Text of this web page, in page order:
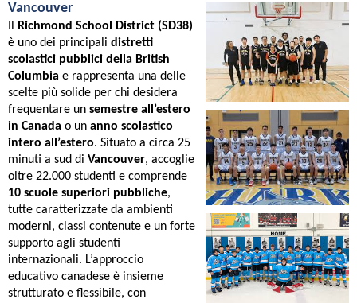
Vancouver
Richmond School District (SD38)
è uno dei principali distretti
scolastici pubblici della British
Columbia e rappresenta una delle
scelte più solide per chi desidera
frequentare un semestre all’estero
in Canada o un anno scolastico
intero all’estero. Situato a circa 25
minuti a sud di Vancouver, accoglie
oltre 22.000 studenti e comprende
10 scuole superiori pubbliche,
tutte caratterizzate da ambienti
moderni, classi contenute e un forte
supporto agli studenti
internazionali. L’approccio
educativo canadese è insieme
strutturato e flessibile, con